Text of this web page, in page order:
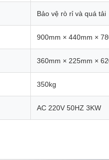
Bảo vệ rò rỉ và quá tải
900mm × 440mm ×
360mm × 225mm ×
350kg
AC 220V 50HZ 3KW